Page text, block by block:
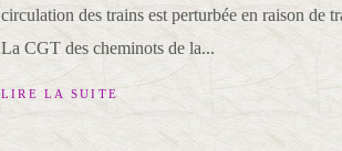
circulation des trains est perturbée en raison de
La CGT des cheminots de la...
LIRE LA SUITE